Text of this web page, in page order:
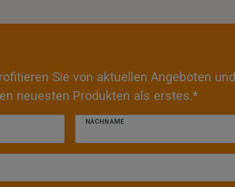
Sie von aktuellen Angeboten und
neuesten Produkten als erstes.*
NACHNAME